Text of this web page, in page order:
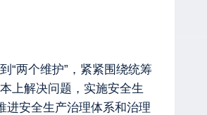
“两个维护”，紧紧围绕统筹
上解决问题，实施安全生
进安全生产治理体系和治理